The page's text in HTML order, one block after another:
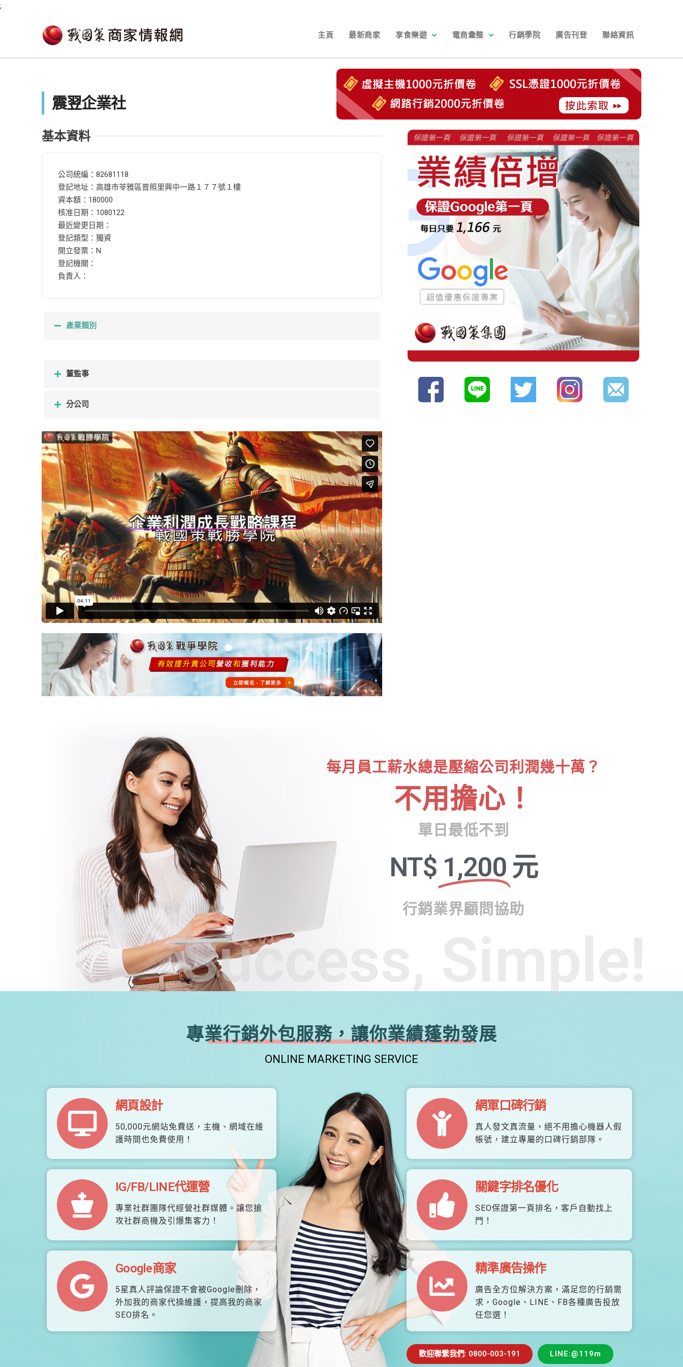
;
主頁 最新商家 享食樂遊 電商彙整 行銷學院 廣告刊登 聯絡資訊
震翌企業社
基本資料
公司統編：82681118
登記地址：高雄市苓雅區普照里興中一路１７７號１樓
資本額：180000
核准日期：1080122
最近變更日期：
登記類型：獨資
開立發票：N
登記機關：
負責人：
產業類別
董監事
分公司
Success, Simple!
每月員工薪水總是壓縮公司利潤幾十萬？
不用擔心！
單日最低不到
NT$ 1,200 元
行銷業界顧問協助
專業行銷外包服務，讓你業績蓬勃發展
ONLINE MARKETING SERVICE
網頁設計
50,000元網站免費送，主機、網域在維
護時間也免費使用！
IG/FB/LINE代運營
專業社群團隊代經營社群媒體。讓您搶
攻社群商機及引爆集客力！
Google商家
5星真人評論保證不會被Google刪除，
外加我的商家代操維護，提高我的商家
SEO排名。
網軍口碑行銷
真人發文真流量，絕不用擔心機器人假
帳號，建立專屬的口碑行銷部隊。
關鍵字排名優化
SEO保證第一頁排名，客戶自動找上
門！
精準廣告操作
廣告全方位解決方案，滿足您的行銷需
求，Google、LINE、FB各種廣告投放
任您選！
歡迎聯繫我們: 0800-003-191 LINE:@119m